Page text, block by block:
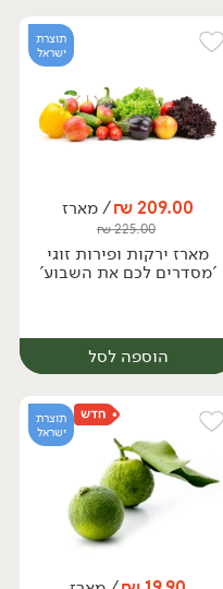
יח׳ ק״ג
תוצרת
ישראל
209.00
₪/ מארז
225.00
₪
מארז ירקות ופירות זוגי
'מסדרים לכם את השבוע'
הוספה לסל
תוצרת
ישראל